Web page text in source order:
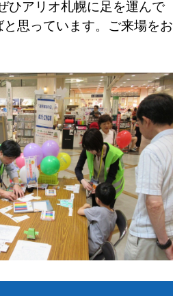
ひアリオ札幌に足を運んで
思っています。ご来場をお